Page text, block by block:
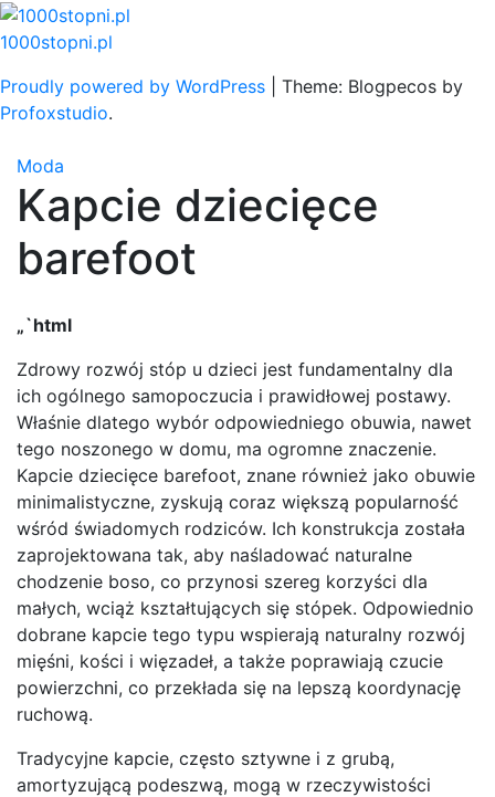
Skip
to
1000stopni.pl
Proudly powered by WordPress
Theme: Blogpecos by
Profoxstudio.
Moda
Kapcie dziecięce
barefoot
„`html
Zdrowy rozwój stóp u dzieci jest fundamentalny dla
ich ogólnego samopoczucia i prawidłowej postawy.
Właśnie dlatego wybór odpowiedniego obuwia, nawet
tego noszonego w domu, ma ogromne znaczenie.
Kapcie dziecięce barefoot, znane również jako obuwie
minimalistyczne, zyskują coraz większą popularność
wśród świadomych rodziców. Ich konstrukcja została
zaprojektowana tak, aby naśladować naturalne
chodzenie boso, co przynosi szereg korzyści dla
małych, wciąż kształtujących się stópek. Odpowiednio
dobrane kapcie tego typu wspierają naturalny rozwój
mięśni, kości i więzadeł, a także poprawiają czucie
powierzchni, co przekłada się na lepszą koordynację
ruchową.
Tradycyjne kapcie, często sztywne i z grubą,
amortyzującą podeszwą, mogą w rzeczywistości